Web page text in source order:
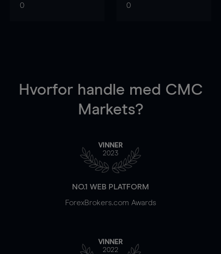
0 0
Hvorfor handle med CMC
Markets?
VINNER
2023
NO.1 WEB PLATFORM
ForexBrokers.com Awards
VINNER
2022